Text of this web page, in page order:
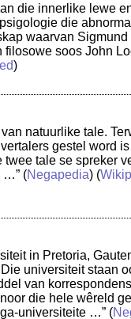
die innerlike lewe
die
waarvan
soos John
)
natuurlike tale.
gestel word
tale se spreker
…” (Negapedia) (
in Pretoria,
universiteit staan
van
die hele wêreld
universiteite …” (